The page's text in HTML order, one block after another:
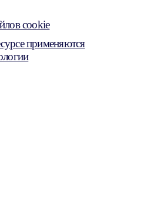
cookie
применяются